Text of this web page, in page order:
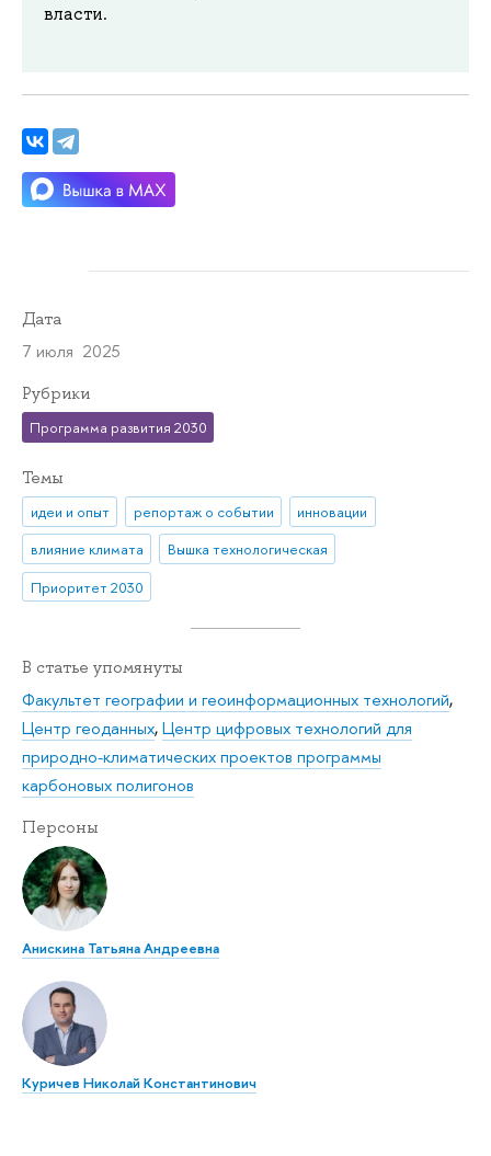
власти.
Дата
7 июля 2025
Рубрики
Программа развития 2030
Темы
идеи и опыт репортаж о событии
инновации
влияние климата
Вышка технологическая
Приоритет 2030
В статье упомянуты
Факультет географии и геоинформационных технологий,
Центр геоданных,Центр цифровых технологий для
природно-климатических проектов программы
карбоновых полигонов
Персоны
Анискина Татьяна Андреевна
Куричев Николай Константинович